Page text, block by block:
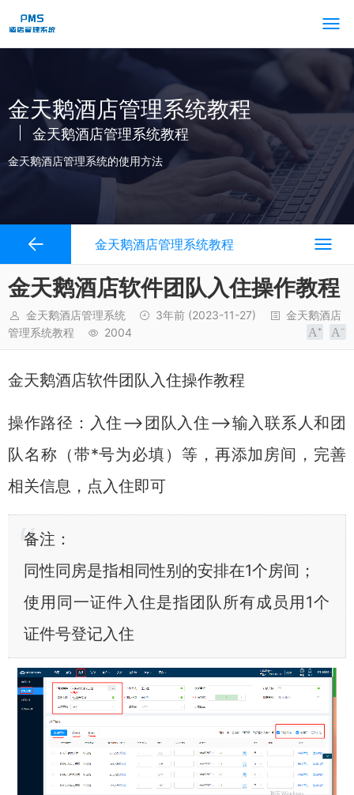
金天鹅酒店管理系统教程
金天鹅酒店管理系统教程
金天鹅酒店管理系统的使用方法
金天鹅酒店管理系统教程
金天鹅酒店软件团队入住操作教程
金天鹅酒店管理系统 3年前 (2023-11-27)
金天鹅酒店
管理系统教程
2004
金天鹅酒店软件团队入住操作教程
操作路径：入住—>团队入住—>输入联系人和团
队名称（带*号为必填）等，再添加房间，完善
相关信息，点入住即可
备注：
同性同房是指相同性别的安排在1个房间；
使用同一证件入住是指团队所有成员用1个
证件号登记入住